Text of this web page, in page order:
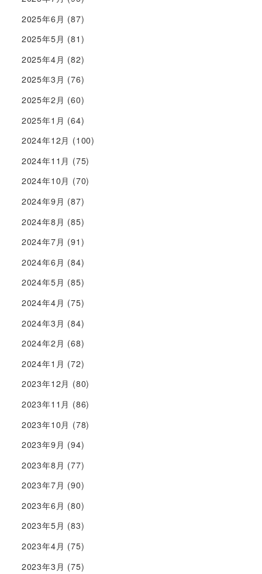
2025年6月 (87)
2025年5月 (81)
2025年4月 (82)
2025年3月 (76)
2025年2月 (60)
2025年1月 (64)
2024年12月 (100)
2024年11月 (75)
2024年10月 (70)
2024年9月 (87)
2024年8月 (85)
2024年7月 (91)
2024年6月 (84)
2024年5月 (85)
2024年4月 (75)
2024年3月 (84)
2024年2月 (68)
2024年1月 (72)
2023年12月 (80)
2023年11月 (86)
2023年10月 (78)
2023年9月 (94)
2023年8月 (77)
2023年7月 (90)
2023年6月 (80)
2023年5月 (83)
2023年4月 (75)
2023年3月 (75)